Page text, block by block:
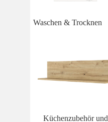
Waschen & Trocknen
Küchenzubehör und